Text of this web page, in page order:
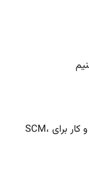
مرحله 2 – تجزیه و تحلیل داده های کسب و کار برای SCM،